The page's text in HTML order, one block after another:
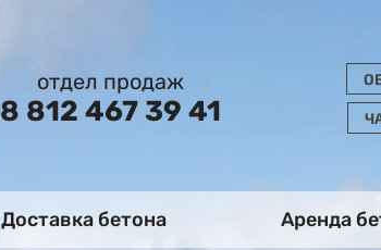
отдел продаж
8 812 467 39 41
Доставка бетона Аренда